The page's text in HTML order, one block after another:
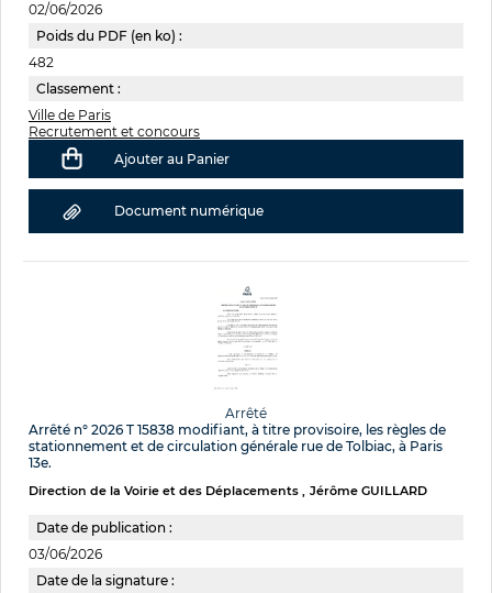
02/06/2026
Poids du PDF (en ko) :
482
Classement :
Ville de Paris
Recrutement et concours
Ajouter au Panier
Document numérique
Arrêté
Arrêté n° 2026 T 15838 modifiant, à titre provisoire, les règles de
stationnement et de circulation générale rue de Tolbiac, à Paris
13e.
Direction de la Voirie et des Déplacements Jérôme GUILLARD
Date de publication :
03/06/2026
Date de la signature :